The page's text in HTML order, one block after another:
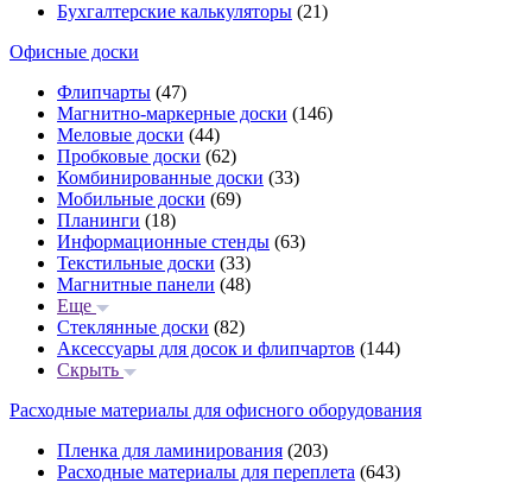
Бухгалтерские калькуляторы (21)
Офисные доски
Флипчарты (47)
Магнитно-маркерные доски (146)
Меловые доски (44)
Пробковые доски (62)
Комбинированные доски (33)
Мобильные доски (69)
Планинги (18)
Информационные стенды (63)
Текстильные доски (33)
Магнитные панели (48)
Еще
Стеклянные доски (82)
Аксессуары для досок и флипчартов (144)
Скрыть
Расходные материалы для офисного оборудования
Пленка для ламинирования (203)
Расходные материалы для переплета (643)